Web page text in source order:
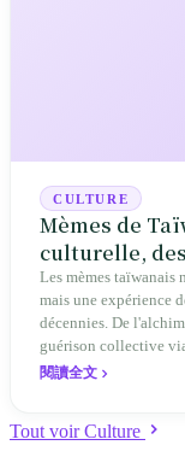
CULTURE
Mèmes de
culturelle,
soupape de
Les mèmes taïwanais
mais une expérience
décennies. De
guérison collective
sécurité sociale unique.
閱讀全文
Tout voir Culture